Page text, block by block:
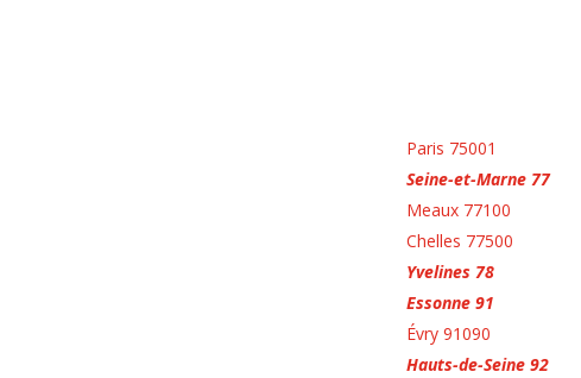
Paris 75001
Seine-et-Marne 77
Meaux 77100
Chelles 77500
Yvelines 78
Essonne 91
Évry 91090
Hauts-de-Seine 92